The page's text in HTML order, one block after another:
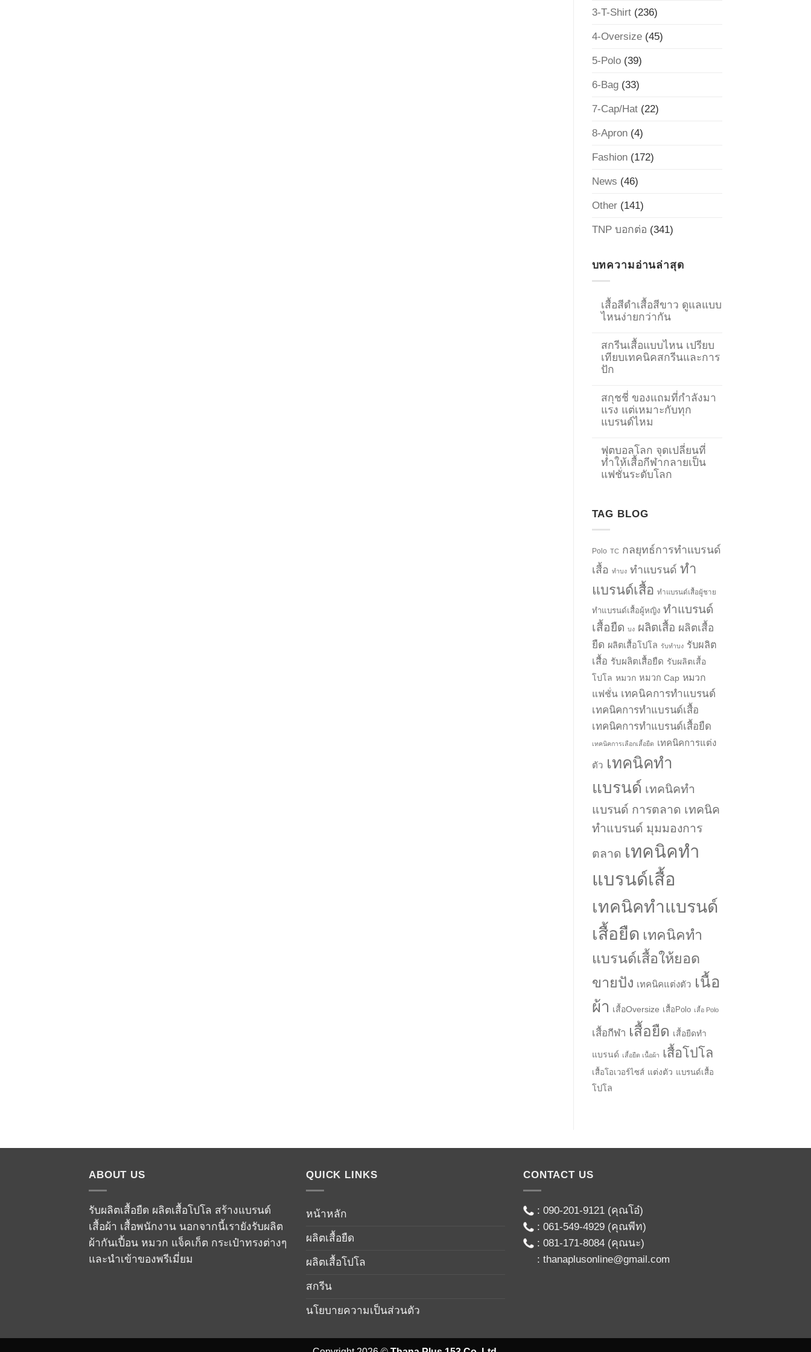
3-T-Shirt(236)
4-Oversize(45)
5-Polo(39)
6-Bag(33)
7-Cap/Hat(22)
8-Apron(4)
Fashion(172)
News (46)
Other(141)
TNP บอกต่อ (341)
บทความอ่านล่าสุด
เสื้อสีดำเสื้อสีขาว ดูแลแบบ
ไหนง่ายกว่ากัน
สกรีนเสื้อแบบไหน เปรียบ
เทียบเทคนิคสกรีนและการ
ปัก
สกุชชี่ ของแถมที่กำลังมา
แรง แต่เหมาะกับทุก
แบรนด์ไหม
ฟุตบอลโลก จุดเปลี่ยนที่
ทำให้เสื้อกีฬากลายเป็น
แฟชั่นระดับโลก
TAG BLOG
Polo TC กลยุทธ์การทำแบรนด์
เสื้อ ทำบง ทำแบรนด์ ทำ
แบรนด์เสื้อ ทำแบรนด์เสื้อผู้ชาย
ทำแบรนด์เสื้อผู้หญิง ทำแบรนด์
เสื้อยืด บง ผลิตเสื้อ ผลิตเสื้อ
ยืด ผลิตเสื้อโปโล รับทำบง รับผลิต
เสื้อ รับผลิตเสื้อยืด รับผลิตเสื้อ
โปโล หมวก หมวก Cap หมวก
แฟชั่น เทคนิคการทำแบรนด์
เทคนิคการทำแบรนด์เสื้อ
เทคนิคการทำแบรนด์เสื้อยืด
เทคนิคการเลือกเสื้อยืด เทคนิคการแต่ง
ตัว เทคนิคทำ
แบรนด์ เทคนิคทำ
แบรนด์ การตลาด เทคนิค
ทำแบรนด์ มุมมองการ
ตลาด เทคนิคทำ
แบรนด์เสื้อ
เทคนิคทำแบรนด์
เสื้อยืด เทคนิคทำ
แบรนด์เสื้อให้ยอด
ขายปัง เทคนิคแต่งตัว เนื้อ
ผ้า เสื้อOversize เสื้อPolo เสื้อ Polo
เสื้อกีฬา เสื้อยืด เสื้อยืดทำ
แบรนด์ เสื้อยืด เนื้อผ้า เสื้อโปโล
เสื้อโอเวอร์ไซส์ แต่งตัว แบรนด์เสื้อ
โปโล
ABOUT US
รับผลิตเสื้อยืด ผลิตเสื้อโปโล สร้างแบรนด์
เสื้อผ้า เสื้อพนักงาน นอกจากนี้เรายังรับผลิต
ผ้ากันเปื้อน หมวก แจ็คเก็ต กระเป๋าทรงต่างๆ
และนำเข้าของพรีเมี่ยม
QUICK LINKS
หน้าหลัก
ผลิตเสื้อยืด
ผลิตเสื้อโปโล
สกรีน
นโยบายความเป็นส่วนตัว
CONTACT US
: 090-201-9121(คุณโอ๋)
: 061-549-4929(คุณพีท)
: 081-171-8084(คุณนะ)
: thanaplusonline@gmail.com